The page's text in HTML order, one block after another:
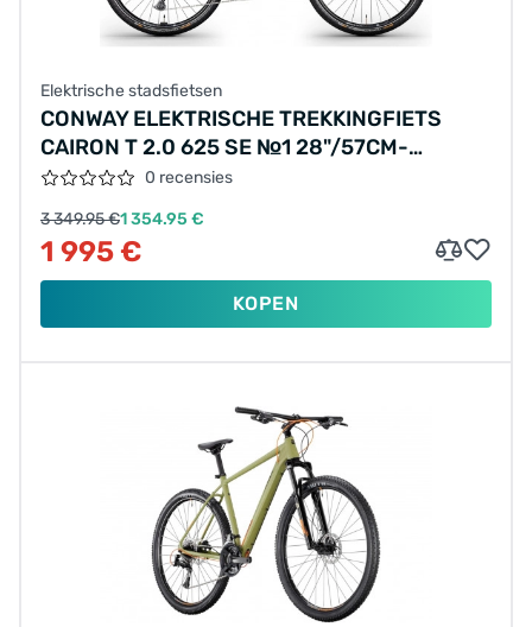
Elektrische stadsfietsen
CONWAY ELEKTRISCHE TREKKINGFIETS
CAIRON T 2.0 625 SE №1 28"/57CM-
XL/9/SCHADUWGRIJS METALLIC MAT -
0 recensies
3 349.95 €1 354.95 €
1 995 €
KOPEN